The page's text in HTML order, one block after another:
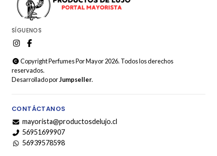
SÍGUENOS
Copyright Perfumes Por Mayor 2026. Todos los derechos
reservados.
Desarrollado porJumpseller.
CONTÁCTANOS
mayorista@productosdelujo.cl
56951699907
56939578598